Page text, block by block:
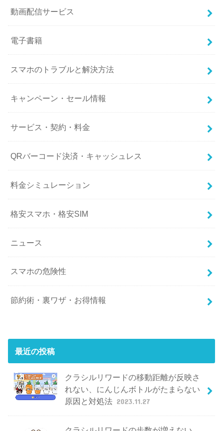
動画配信サービス
電子書籍
スマホのトラブルと解決方法
キャンペーン・セール情報
サービス・契約・料金
QRバーコード決済・キャッシュレス
料金シミュレーション
格安スマホ・格安SIM
ニュース
スマホの危険性
節約術・裏ワザ・お得情報
最近の投稿
クラシルリワードの移動距離が反映さ
れない、にんじんボトルがたまらない
原因と対処法 2023.11.27